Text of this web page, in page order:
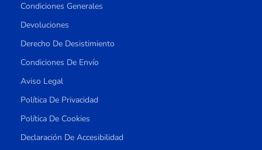
Condiciones Generales
Devoluciones
Derecho De Desistimiento
Condiciones De Envío
Aviso Legal
Política De Privacidad
Política De Cookies
Declaración De Accesibilidad